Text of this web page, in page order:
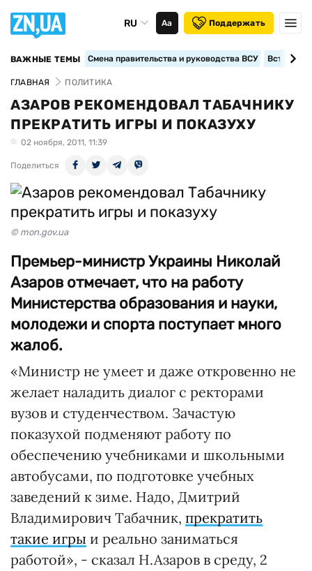
RU Аа Поддержать
ВАЖНЫЕ ТЕМЫ Смена правительства и руководства ВСУ
ГЛАВНАЯ ПОЛИТИКА
АЗАРОВ РЕКОМЕНДОВАЛ ТАБАЧНИКУ
ПРЕКРАТИТЬ ИГРЫ И ПОКАЗУХУ
02 ноября, 2011, 11:39
Поделиться
© mon.gov.ua
Премьер-министр Украины Николай
Азаров отмечает, что на работу
Министерства образования и науки,
молодежи и спорта поступает много
жалоб.
«Министр не умеет и даже откровенно не
желает наладить диалог с ректорами
вузов и студенчеством. Зачастую
показухой подменяют работу по
обеспечению учебниками и школьными
автобусами, по подготовке учебных
заведений к зиме. Надо, Дмитрий
Владимирович Табачник, прекратить
такие игры и реально заниматься
работой», - сказал Н.Азаров в среду, 2